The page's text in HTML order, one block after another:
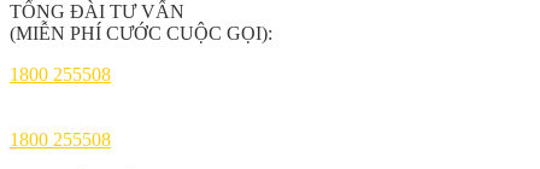
TỔNG ĐÀI TƯ VẤN
(MIỄN PHÍ CƯỚC CUỘC GỌI):
1800 255508
1800 255508